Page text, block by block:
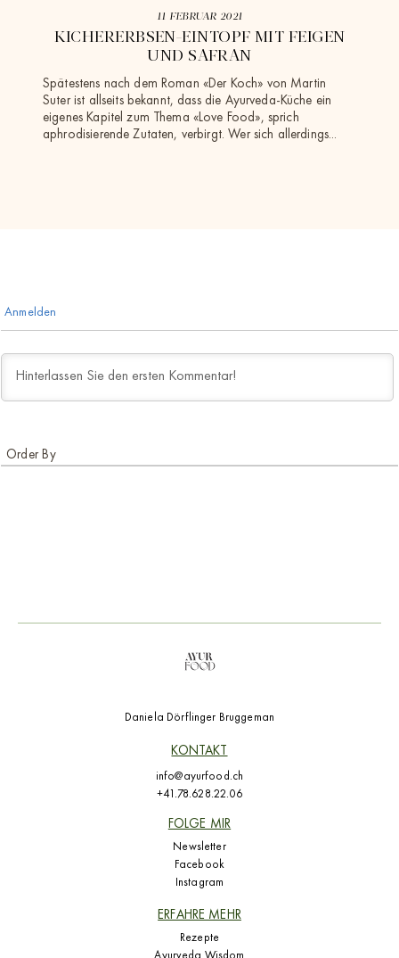
11 FEBRUAR 2021
KICHERERBSEN-EINTOPF MIT FEIGEN
UND SAFRAN
Spätestens nach dem Roman «Der Koch» von Martin
Suter ist allseits bekannt, dass die Ayurveda-Küche ein
eigenes Kapitel zum Thema «Love Food», sprich
aphrodisierende Zutaten, verbirgt. Wer sich allerdings...
Anmelden
Daniela Dörflinger Bruggeman
KONTAKT
info@ayurfood.ch
+41.78.628.22.06
FOLGE MIR
Newsletter
Facebook
Instagram
ERFAHRE MEHR
Rezepte
Ayurveda Wisdom